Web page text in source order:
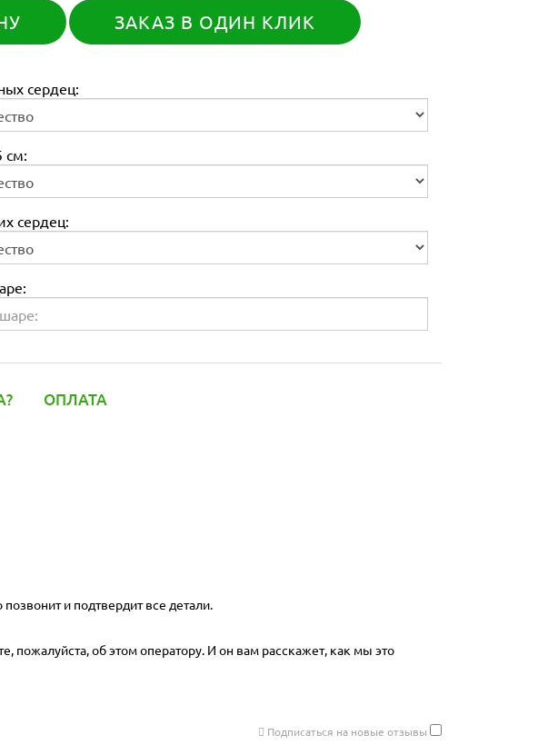
ЗАКАЗ В ОДИН КЛИК
сердец:
см:
сердец:
ОПЛАТА
и подтвердит все детали.
пожалуйста, об этом оператору. И он вам расскажет, как мы это
Подписаться на новые отзывы